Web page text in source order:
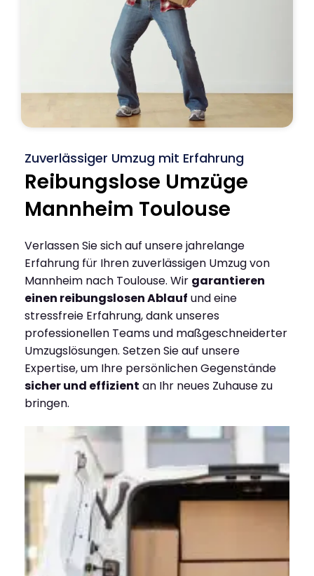
Zuverlässiger Umzug mit Erfahrung
Reibungslose Umzüge
Mannheim Toulouse
Verlassen Sie sich auf unsere jahrelange
Erfahrung für Ihren zuverlässigen Umzug von
Mannheim nach Toulouse. Wir garantieren
einen reibungslosen Ablauf und eine
stressfreie Erfahrung, dank unseres
professionellen Teams und maßgeschneiderter
Umzugslösungen. Setzen Sie auf unsere
Expertise, um Ihre persönlichen Gegenstände
sicher und effizient an Ihr neues Zuhause zu
bringen.